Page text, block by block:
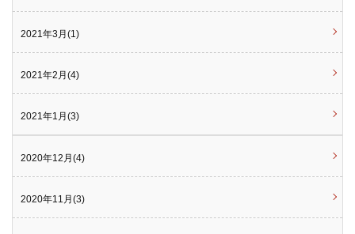
2021年3月(1)
2021年2月(4)
2021年1月(3)
2020年12月(4)
2020年11月(3)